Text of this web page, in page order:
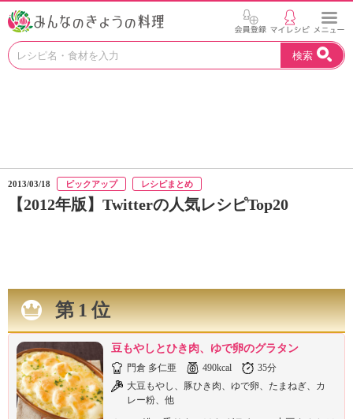
お
つ
け
H
K
エ
ュ
ケ
ー
シ
検索
2013/03/18 ピックアップ レシピまとめ
【2012年版】Twitterの人気レシピTop20
第1位
豆もやしとひき肉、ゆで卵のグラタン
門倉 多仁亜 490kcal
35分
大豆もやし、豚ひき肉、ゆで卵、たまねぎ、カ
レー粉、他